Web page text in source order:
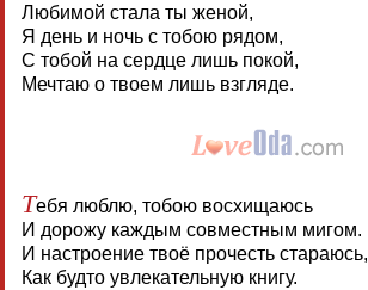
Любимой стала ты женой,
Я день и ночь с тобою рядом,
С тобой на сердце лишь покой,
Мечтаю о твоем лишь взгляде.
Тебя люблю, тобою восхищаюсь
И дорожу каждым совместным мигом.
И настроение твоё прочесть стараюсь,
Как будто увлекательную книгу.